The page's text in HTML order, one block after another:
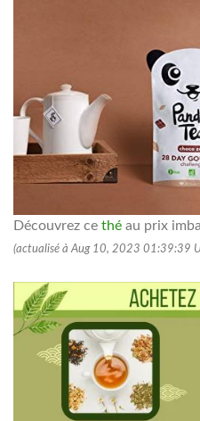
Découvrez ce thé au prix
(actualisé à Aug 10, 2023 01:39:39